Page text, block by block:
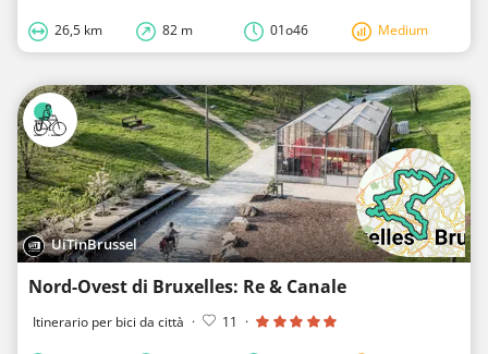
26,5 km 82 m 01o46 Medium
UiTinBrussel
Nord-Ovest di Bruxelles: Re & Canale
Itinerario per bici da città · 11 ·